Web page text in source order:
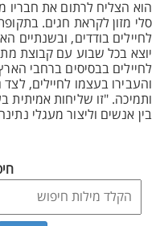
הוא הצליח לרתום את חבריו
סלי מזון לקראת חגים.
לחיילים בודדים, ובשנתיים
יוצא בכל שבוע עם קבוצת
לחיילים בבסיסים ברחבי
והעבירו בעצמו לחיילים, לצד
ותמיכה. "זו שליחות אמיתית
בין אנשים וליצור מעגלי